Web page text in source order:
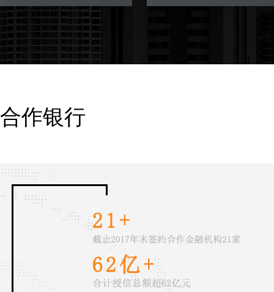
合作银行